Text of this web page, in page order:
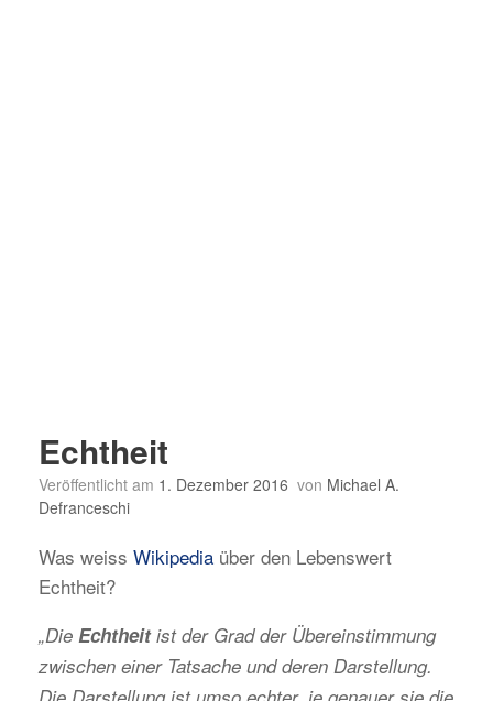
Echtheit
Veröffentlicht am 1. Dezember 2016 von Michael A.
Defranceschi
Was weiss Wikipedia über den Lebenswert
Echtheit?
„Die Echtheitist der Grad der Übereinstimmung
zwischen einer Tatsache und deren Darstellung.